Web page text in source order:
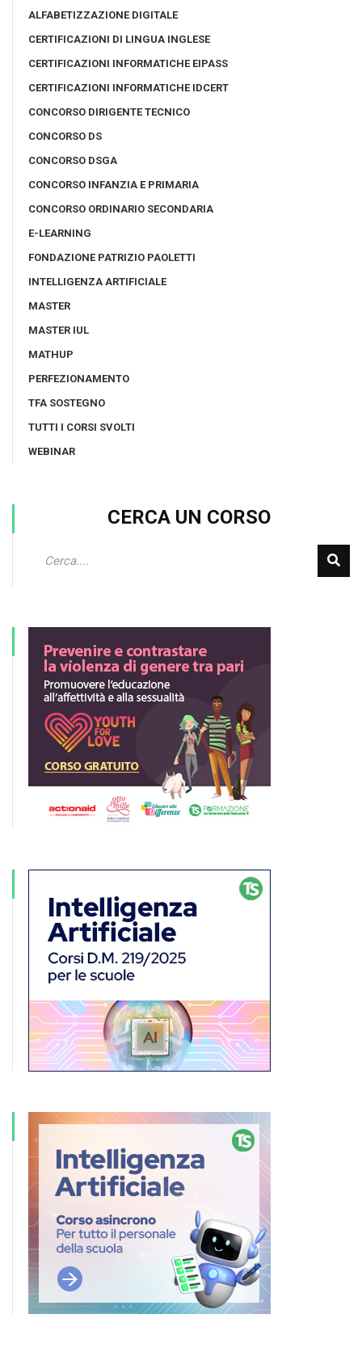
ALFABETIZZAZIONE DIGITALE
CERTIFICAZIONI DI LINGUA INGLESE
CERTIFICAZIONI INFORMATICHE EIPASS
CERTIFICAZIONI INFORMATICHE IDCERT
CONCORSO DIRIGENTE TECNICO
CONCORSO DS
CONCORSO DSGA
CONCORSO INFANZIA E PRIMARIA
CONCORSO ORDINARIO SECONDARIA
E-LEARNING
FONDAZIONE PATRIZIO PAOLETTI
INTELLIGENZA ARTIFICIALE
MASTER
MASTER IUL
MATHUP
PERFEZIONAMENTO
TFA SOSTEGNO
TUTTI I CORSI SVOLTI
WEBINAR
CERCA UN CORSO